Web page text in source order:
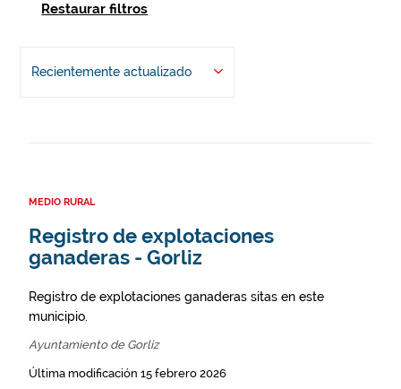
Restaurar filtros
Recientemente actualizado
MEDIO RURAL
Registro de explotaciones
ganaderas - Gorliz
Registro de explotaciones ganaderas sitas en este
municipio.
Ayuntamiento de Gorliz
Última modificación 15 febrero 2026